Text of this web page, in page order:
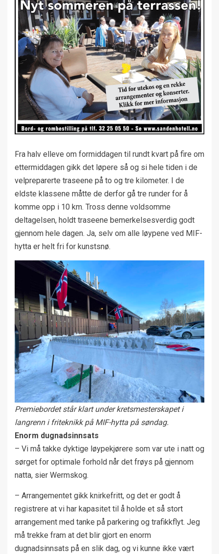
Fra halv elleve om formiddagen til rundt kvart på fire om
ettermiddagen gikk det løpere så og si hele tiden i de
velpreparerte traseene på to og tre kilometer. I de
eldste klassene måtte de derfor gå tre runder for å
komme opp i 10 km. Tross denne voldsomme
deltagelsen, holdt traseene bemerkelsesverdig godt
gjennom hele dagen. Ja, selv om alle løypene ved MIF-
hytta er helt fri for kunstsnø.
Premiebordet står klart under kretsmesterskapet i
langrenn i friteknikk på MIF-hytta på søndag.
Enorm dugnadsinnsats
– Vi må takke dyktige løypekjørere som var ute i natt og
sørget for optimale forhold når det frøys på gjennom
natta, sier Wermskog.
– Arrangementet gikk knirkefritt, og det er godt å
registrere at vi har kapasitet til å holde et så stort
arrangement med tanke på parkering og trafikkflyt. Jeg
må trekke fram at det blir gjort en enorm
dugnadsinnsats på en slik dag, og vi kunne ikke vært